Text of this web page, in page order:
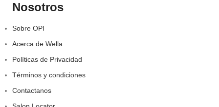
Nosotros
Sobre OPI
Acerca de Wella
Políticas de Privacidad
Términos y condiciones
Contactanos